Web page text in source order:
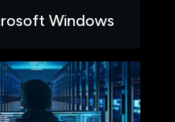
Windows